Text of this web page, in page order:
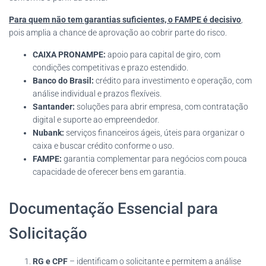
Para quem não tem garantias suficientes, o FAMPE é decisivo
pois amplia a chance de aprovação ao cobrir parte do risco.
CAIXA PRONAMPE: apoio para capital de giro, com
condições competitivas e prazo estendido.
Banco do Brasil: crédito para investimento e operação, com
análise individual e prazos flexíveis.
Santander: soluções para abrir empresa, com contratação
digital e suporte ao empreendedor.
Nubank: serviços financeiros ágeis, úteis para organizar o
caixa e buscar crédito conforme o uso.
FAMPE: garantia complementar para negócios com pouca
capacidade de oferecer bens em garantia.
Documentação Essencial para
Solicitação
RG e CPF – identificam o solicitante e permitem a análise